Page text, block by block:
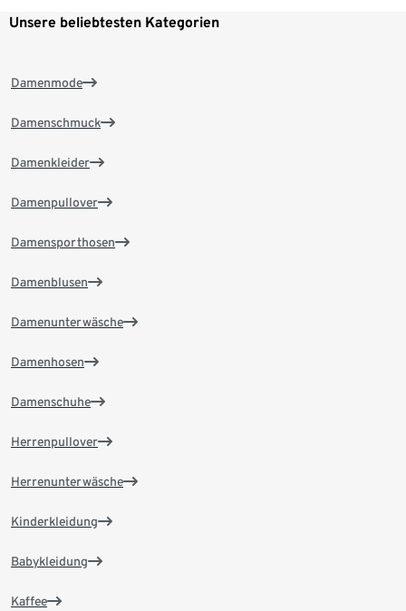
Unsere beliebtesten Kategorien
Damenmode
Damenschmuck
Damenkleider
Damenpullover
Damensporthosen
Damenblusen
Damenunterwäsche
Damenhosen
Damenschuhe
Herrenpullover
Herrenunterwäsche
Kinderkleidung
Babykleidung
Kaffee